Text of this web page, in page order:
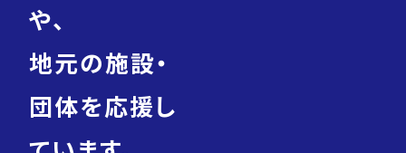
や、
地元の施設・
団体を応援し